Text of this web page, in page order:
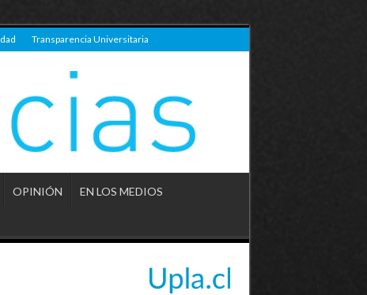
Transparencia Universitaria
OPINIÓN EN LOS MEDIOS